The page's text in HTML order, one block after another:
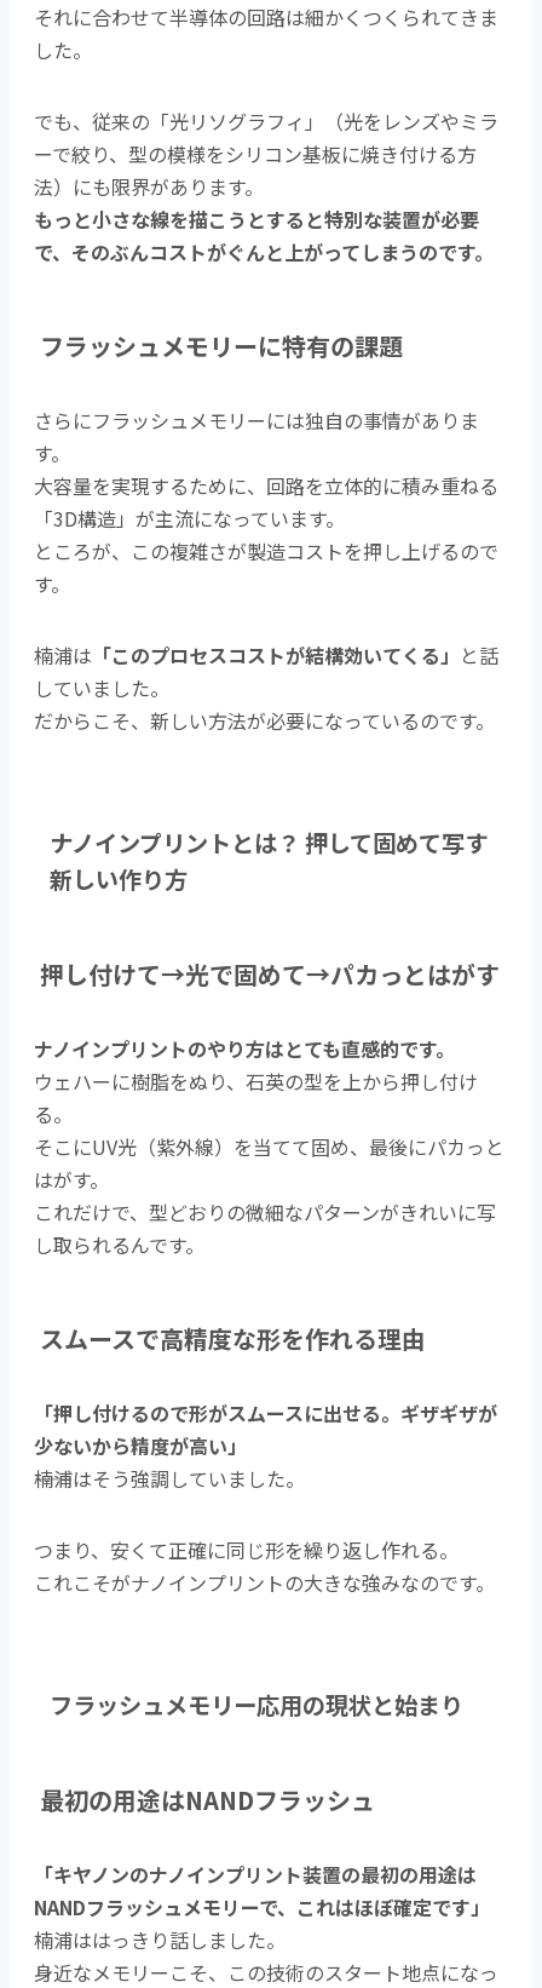
それに合わせて半導体の回路は細かくつくられてきま
した。
でも、従来の「光リソグラフィ」（光をレンズやミラ
ーで絞り、型の模様をシリコン基板に焼き付ける方
法）にも限界があります。
もっと小さな線を描こうとすると特別な装置が必要
で、そのぶんコストがぐんと上がってしまうのです。
フラッシュメモリーに特有の課題
さらにフラッシュメモリーには独自の事情がありま
す。
大容量を実現するために、回路を立体的に積み重ねる
「3D構造」が主流になっています。
ところが、この複雑さが製造コストを押し上げるので
す。
楠浦は 「このプロセスコストが結構効いてくる」 と話
していました。
だからこそ、新しい方法が必要になっているのです。
ナノインプリントとは？ 押して固めて写す
新しい作り方
押し付けて→光で固めて→パカっとはがす
ナノインプリントのやり方はとても直感的です。
ウェハーに樹脂をぬり、石英の型を上から押し付け
る。
そこにUV光（紫外線）を当てて固め、最後にパカっと
はがす。
これだけで、型どおりの微細なパターンがきれいに写
し取られるんです。
スムースで高精度な形を作れる理由
「押し付けるので形がスムースに出せる。ギザギザが
少ないから精度が高い」
――楠浦はそう強調していました。
つまり、安くて正確に同じ形を繰り返し作れる。
これこそがナノインプリントの大きな強みなのです。
フラッシュメモリー応用の現状と始まり
最初の用途はNANDフラッシュ
「キヤノンのナノインプリント装置の最初の用途は
NANDフラッシュメモリーで、これはほぼ確定です」
楠浦ははっきり話しました。
身近なメモリーこそ、この技術のスタート地点になっ